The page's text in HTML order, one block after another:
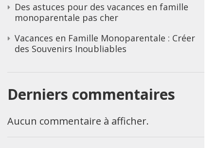
Des astuces pour des vacances en famille
monoparentale pas cher
Vacances en Famille Monoparentale : Créer
des Souvenirs Inoubliables
Derniers commentaires
Aucun commentaire à afficher.